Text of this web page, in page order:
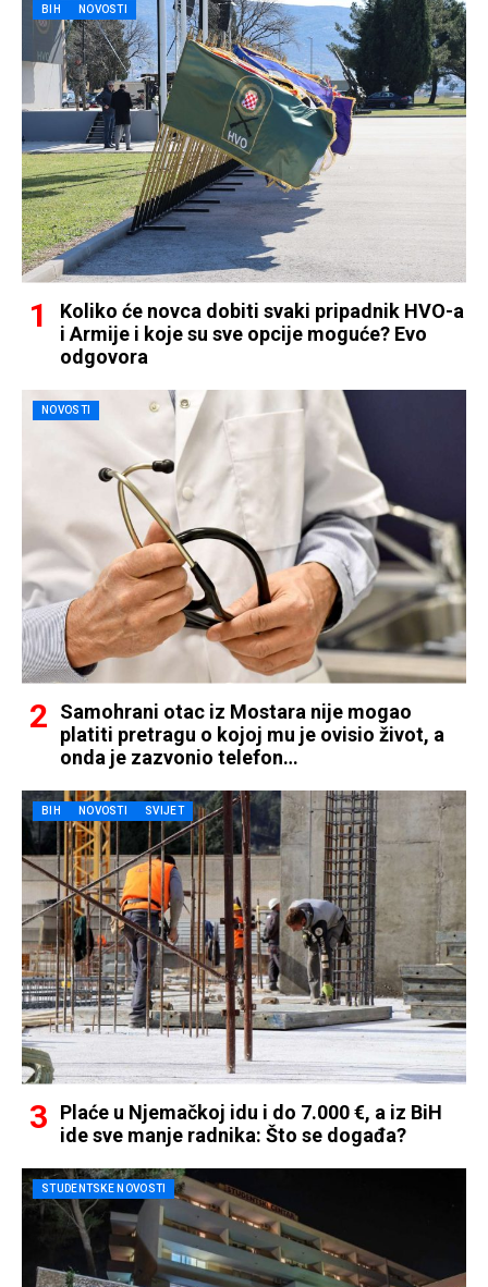
BIH NOVOSTI
Koliko će novca dobiti svaki pripadnik HVO-a
i Armije i koje su sve opcije moguće? Evo
odgovora
NOVOSTI
Samohrani otac iz Mostara nije mogao
platiti pretragu o kojoj mu je ovisio život, a
onda je zazvonio telefon…
BIH NOVOSTI SVIJET
Plaće u Njemačkoj idu i do 7.000 €, a iz BiH
ide sve manje radnika: Što se događa?
STUDENTSKE NOVOSTI